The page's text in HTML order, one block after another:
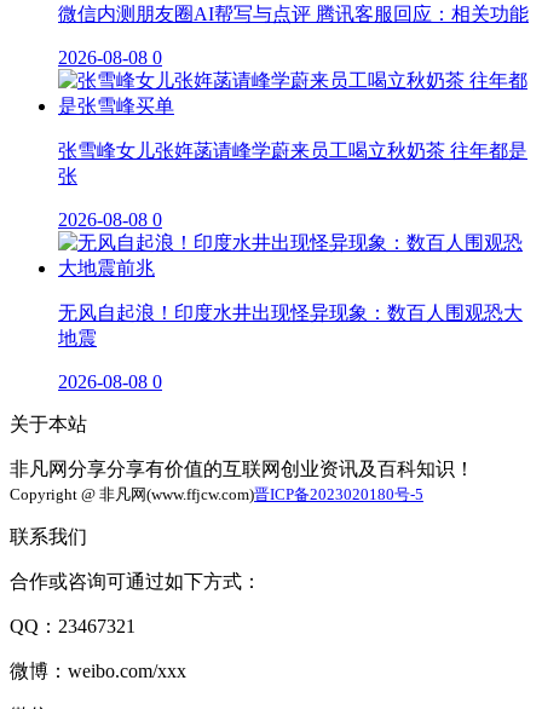
微信内测朋友圈AI帮写与点评 腾讯客服回应：相关功能
2026-08-08 0
张雪峰女儿张姩菡请峰学蔚来员工喝立秋奶茶 往年都是
张
2026-08-08 0
无风自起浪！印度水井出现怪异现象：数百人围观恐大
地震
2026-08-08 0
关于本站
非凡网分享分享有价值的互联网创业资讯及百科知识！
Copyright @ 非凡网(www.ffjcw.com)晋ICP备2023020180号-5
联系我们
合作或咨询可通过如下方式：
QQ：23467321
微博：weibo.com/xxx